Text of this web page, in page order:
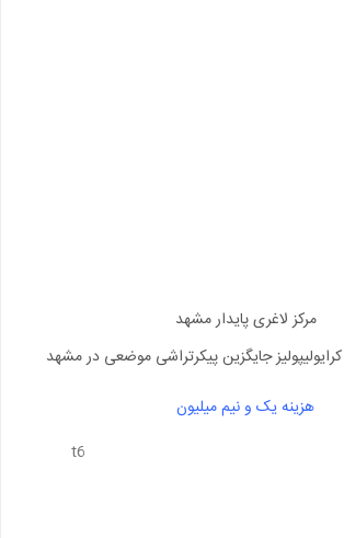
مرکز لاغری پایدار مشهد
جایگزین پیکرتراشی موضعی در مشهد
هزینه یک و نیم میلیون